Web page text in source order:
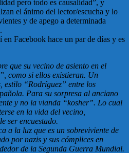
pero todo es causalidad”, y
el ánimo del lector/escucha y lo
y de apego a determinada
Facebook hace un par de días y es
que su vecino de asiento en el
como si ellos existieran. Un
estilo “Rodríguez” entre los
Para su sorpresa al anciano
y no la vianda “kosher”. Lo cual
en la vida del vecino,
ser encuestado.
a la luz que es un sobreviviente de
por nazis y sus cómplices en
de la Segunda Guerra Mundial.